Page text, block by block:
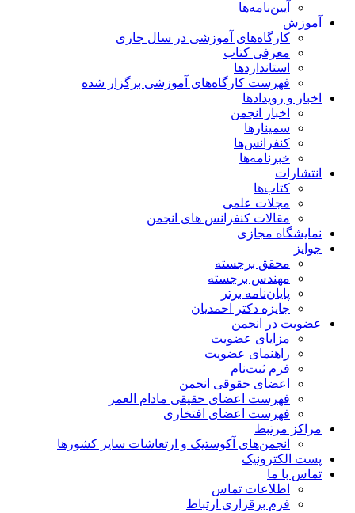
آیین‌نامه‌ها
آموزش
کارگاه‌های آموزشی در سال جاری
معرفی کتاب
استانداردها
فهرست کارگاه‌های آموزشی برگزار شده
اخبار و رویدادها
اخبار انجمن
سمینارها
کنفرانس‌ها
خبرنامه‌ها
انتشارات
کتاب‌ها
مجلات علمی
مقالات کنفرانس های انجمن
نمایشگاه مجازی
جوایز
محقق برجسته
مهندس برجسته
پایان‌نامه برتر
جایزه دکتر احمدیان
عضویت در انجمن
مزایای عضویت
راهنمای عضویت
فرم ثبت‌نام
اعضای حقوقی انجمن
فهرست اعضای حقیقی مادام‌ العمر
فهرست اعضای افتخاری
مراکز مرتبط
انجمن‌های آکوستیک و ارتعاشات سایر کشورها
پست الکترونیک
تماس با ما
اطلاعات تماس
فرم برقراری ارتباط